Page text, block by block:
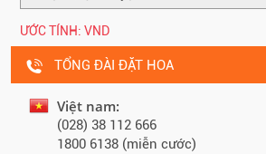
ƯỚC TÍNH: VND
TỔNG ĐÀI ĐẶT HOA
Việt nam:
(028) 38 112 666
1800 6138 (miễn cước)